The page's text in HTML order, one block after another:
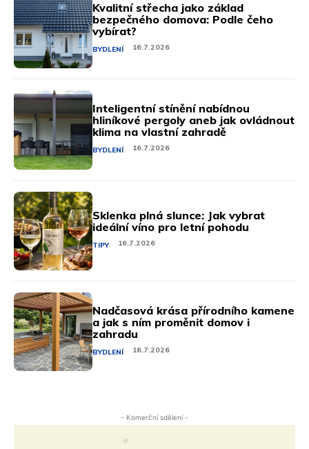
Kvalitní střecha jako základ
bezpečného domova: Podle čeho
vybírat?
BYDLENÍ 16.7.2026
Inteligentní stínění nabídnou
hliníkové pergoly aneb jak ovládnout
klima na vlastní zahradě
BYDLENÍ 16.7.2026
Sklenka plná slunce: Jak vybrat
ideální víno pro letní pohodu
TIPY 16.7.2026
Nadčasová krása přírodního kamene
a jak s ním proměnit domov i
zahradu
BYDLENÍ 16.7.2026
- Komerční sdělení -